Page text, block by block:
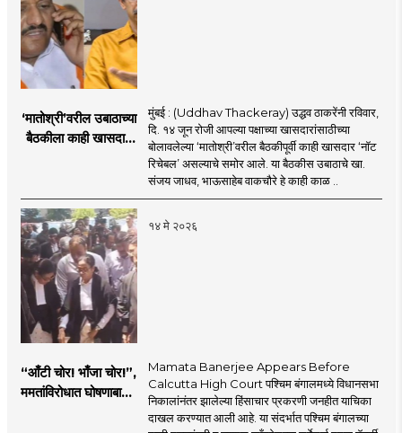
‘मातोश्री’वरील उबाठाच्या
बैठकीला काही खासदार
मुंबई : (Uddhav Thackeray) उद्धव ठाकरेंनी रविवार,
दि. १४ जून रोजी आपल्या पक्षाच्या खासदारांसाठीच्या
बोलावलेल्या ‘मातोश्री’वरील बैठकीपूर्वी काही खासदार ‘नॉट
रिचेबल’ असल्याचे समोर आले. या बैठकीस उबाठाचे खा.
संजय जाधव, भाऊसाहेब वाकचौरे हे काही काळ ..
१४ मे २०२६
“आँटी चोर! भाँजा चोर!”,
ममतांविरोधात घोषणाबाजी,
Mamata Banerjee Appears Before
Calcutta High Court पश्चिम बंगालमध्ये विधानसभा
निकालांनंतर झालेल्या हिंसाचार प्रकरणी जनहीत याचिका
दाखल करण्यात आली आहे. या संदर्भात पश्चिम बंगालच्या